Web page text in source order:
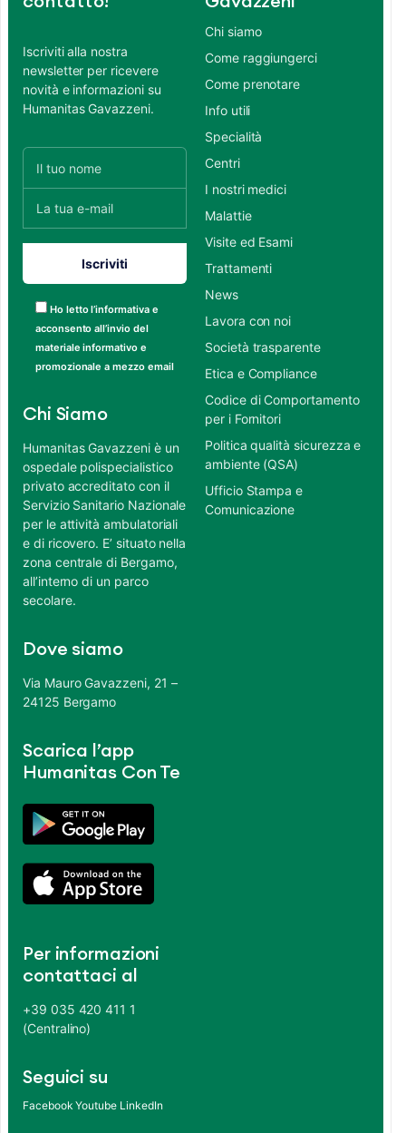
Iscriviti alla nostra
newsletter per ricevere
novità e informazioni su
Humanitas Gavazzeni.
Ho letto l’informativa e
acconsento all’invio del
materiale informativo e
promozionale a mezzo email
Chi Siamo
Humanitas Gavazzeni è un
ospedale polispecialistico
privato accreditato con il
Servizio Sanitario Nazionale
per le attività ambulatoriali
e di ricovero. E’ situato nella
zona centrale di Bergamo,
all’interno di un parco
secolare.
Dove siamo
Via Mauro Gavazzeni, 21 –
24125 Bergamo
Scarica l’app
Humanitas Con Te
Per informazioni
contattaci al
+39 035 420 411 1
(Centralino)
Seguici su
Facebook Youtube LinkedIn
Chi siamo
Come raggiungerci
Come prenotare
Info utili
Specialità
Centri
I nostri medici
Malattie
Visite ed Esami
Trattamenti
News
Lavora con noi
Società trasparente
Etica e Compliance
Codice di Comportamento
per i Fornitori
Politica qualità sicurezza e
ambiente (QSA)
Ufficio Stampa e
Comunicazione